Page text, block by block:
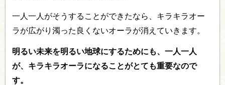
一人一人がそうすることができたなら、キラキラオー
ラが広がり濁った良くないオーラが消えていきます。
明るい未来を明るい地球にするためにも、一人一人
が、キラキラオーラになることがとても重要なので
す。